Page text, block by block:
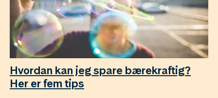
Hvordan kan jeg spare bærekraftig?
Her er fem tips